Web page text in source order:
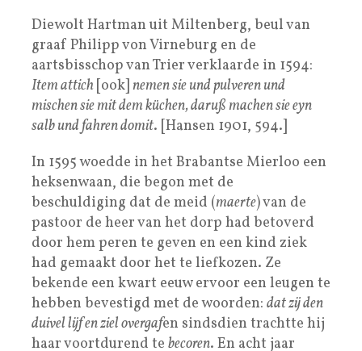
Diewolt Hartman uit Miltenberg, beul van
graaf Philipp von Virneburg en de
aartsbisschop van Trier verklaarde in 1594:
Item attich [ook] nemen sie und pulveren und
mischen sie mit dem küchen, daruß machen sie eyn
salb und fahren domit. [Hansen 1901, 594.]
In 1595 woedde in het Brabantse Mierloo een
heksenwaan, die begon met de
beschuldiging dat de meid (maerte) van de
pastoor de heer van het dorp had betoverd
door hem peren te geven en een kind ziek
had gemaakt door het te liefkozen. Ze
bekende een kwart eeuw ervoor een leugen te
hebben bevestigd met de woorden: dat zij den
duivel lijf en ziel overgafen sindsdien trachtte hij
haar voortdurend te becoren. En acht jaar